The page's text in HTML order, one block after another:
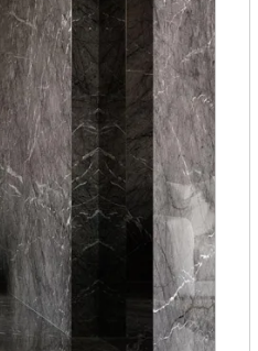
M8AA GRANDE MARBLE
LOOK GOLDEN WHITE RET
Виробник:
MARAZZI
Колекція:
Під замовлення